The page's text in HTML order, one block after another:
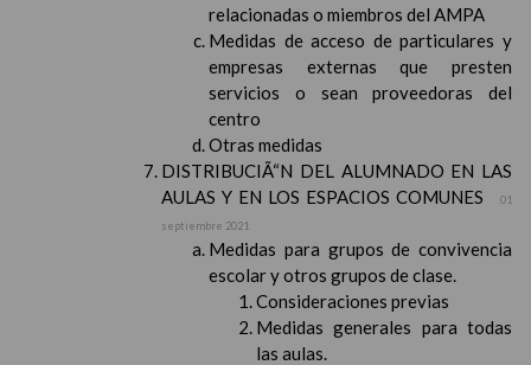
relacionadas o miembros del AMPA
Medidas de acceso de particulares y
empresas externas que presten
servicios o sean proveedoras del
centro
Otras medidas
DISTRIBUCIÃ“N DEL ALUMNADO EN LAS
AULAS Y EN LOS ESPACIOS COMUNES
01
septiembre 2021
Medidas para grupos de convivencia
escolar y otros grupos de clase.
Consideraciones previas
Medidas generales para todas
las aulas.